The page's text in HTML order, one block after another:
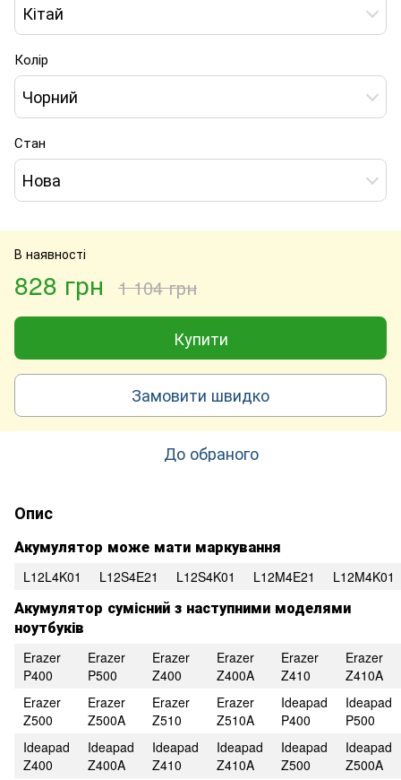
Кітай
Колір
Чорний
Стан
Нова
В наявності
828 грн 1 104 грн
Купити
Замовити швидко
До обраного
Опис
Акумулятор може мати маркування
L12L4K01 L12S4E21 L12S4K01 L12M4E21 L12M4K01
Акумулятор сумісний з наступними моделями
ноутбуків
Erazer
P400
Erazer
P500
Erazer
Z400
Erazer
Z400A
Erazer
Z410
Erazer
Z410A
Erazer
Z500
Erazer
Z500A
Erazer
Z510
Erazer
Z510A
Ideapad
P400
Ideapad
P500
Ideapad
Z400
Ideapad
Z400A
Ideapad
Z410
Ideapad
Z410A
Ideapad
Z500
Ideapad
Z500A